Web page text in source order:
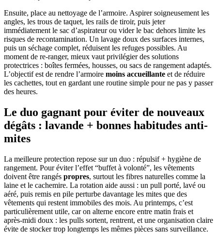
Ensuite, place au nettoyage de l’armoire. Aspirer soigneusement les
angles, les trous de taquet, les rails de tiroir, puis jeter
immédiatement le sac d’aspirateur ou vider le bac dehors limite les
risques de recontamination. Un lavage doux des surfaces internes,
puis un séchage complet, réduisent les refuges possibles. Au
moment de re-ranger, mieux vaut privilégier des solutions
protectrices : boîtes fermées, housses, ou sacs de rangement adaptés.
L’objectif est de rendre l’armoire moins accueillante et de réduire
les cachettes, tout en gardant une routine simple pour ne pas y passer
des heures.
Le duo gagnant pour éviter de nouveaux
dégâts : lavande + bonnes habitudes anti-
mites
La meilleure protection repose sur un duo : répulsif + hygiène de
rangement. Pour éviter l’effet “buffet à volonté”, les vêtements
doivent être rangés propres, surtout les fibres naturelles comme la
laine et le cachemire. La rotation aide aussi : un pull porté, lavé ou
aéré, puis remis en pile perturbe davantage les mites que des
vêtements qui restent immobiles des mois. Au printemps, c’est
particulièrement utile, car on alterne encore entre matin frais et
après-midi doux : les pulls sortent, rentrent, et une organisation claire
évite de stocker trop longtemps les mêmes pièces sans surveillance.